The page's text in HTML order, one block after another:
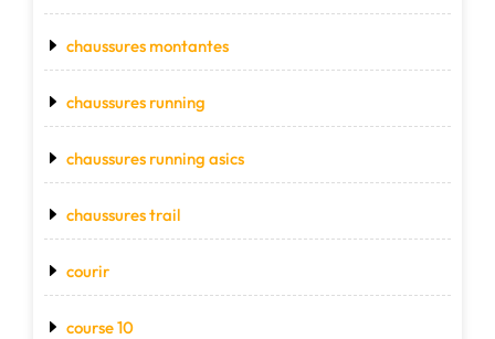
chaussures montantes
chaussures running
chaussures running asics
chaussures trail
courir
course 10